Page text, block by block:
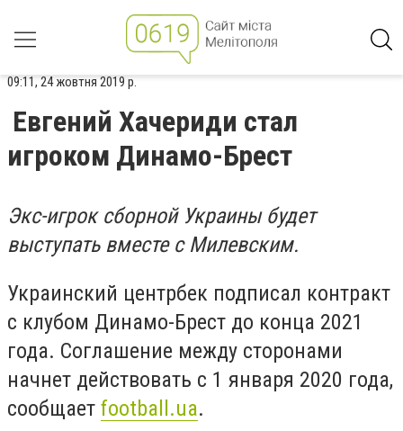
09:11, 24 жовтня 2019 р.
Евгений Хачериди стал
игроком Динамо-Брест
Экс-игрок сборной Украины будет
выступать вместе с Милевским.
Украинский центрбек подписал контракт
с клубом Динамо-Брест до конца 2021
года. Соглашение между сторонами
начнет действовать с 1 января 2020 года,
сообщает football.ua.